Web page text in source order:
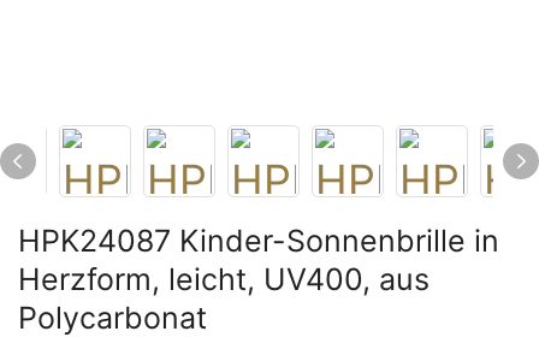
HPK24087 Kinder-Sonnenbrille in
Herzform, leicht, UV400, aus
Polycarbonat